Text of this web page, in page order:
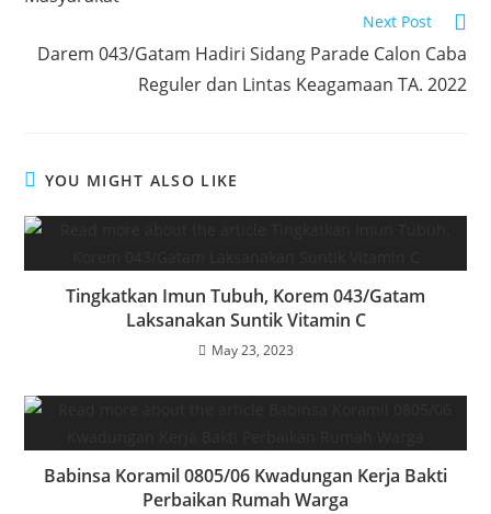
k
Next Post
Darem 043/Gatam Hadiri Sidang Parade Calon Caba
Reguler dan Lintas Keagamaan TA. 2022
YOU MIGHT ALSO LIKE
Tingkatkan Imun Tubuh, Korem 043/Gatam
Laksanakan Suntik Vitamin C
May 23, 2023
Babinsa Koramil 0805/06 Kwadungan Kerja Bakti
Perbaikan Rumah Warga